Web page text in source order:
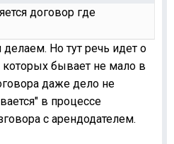
договор где
делаем. Но тут речь идет о
которых бывает не мало в
даже дело не
в процессе
с арендодателем.